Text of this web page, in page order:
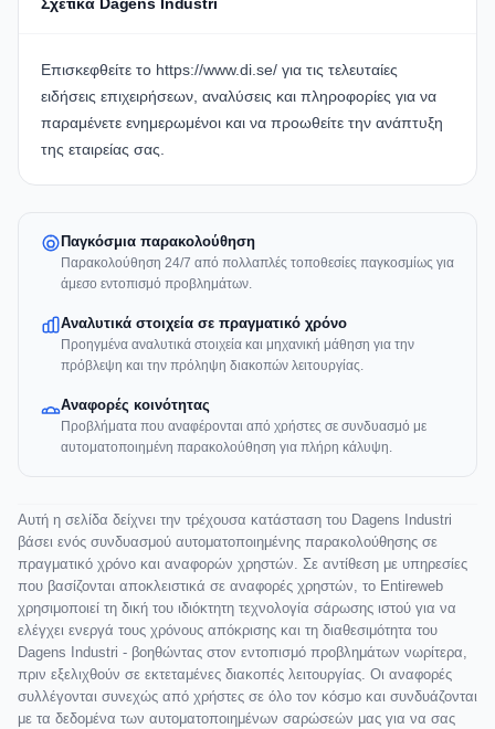
Σχετικά Dagens Industri
Επισκεφθείτε το https://www.di.se/ για τις τελευταίες
ειδήσεις επιχειρήσεων, αναλύσεις και πληροφορίες για να
παραμένετε ενημερωμένοι και να προωθείτε την ανάπτυξη
της εταιρείας σας.
Παγκόσμια παρακολούθηση
Παρακολούθηση 24/7 από πολλαπλές τοποθεσίες παγκοσμίως για
άμεσο εντοπισμό προβλημάτων.
Αναλυτικά στοιχεία σε πραγματικό χρόνο
Προηγμένα αναλυτικά στοιχεία και μηχανική μάθηση για την
πρόβλεψη και την πρόληψη διακοπών λειτουργίας.
Αναφορές κοινότητας
Προβλήματα που αναφέρονται από χρήστες σε συνδυασμό με
αυτοματοποιημένη παρακολούθηση για πλήρη κάλυψη.
Αυτή η σελίδα δείχνει την τρέχουσα κατάσταση του Dagens Industri
βάσει ενός συνδυασμού αυτοματοποιημένης παρακολούθησης σε
πραγματικό χρόνο και αναφορών χρηστών. Σε αντίθεση με υπηρεσίες
που βασίζονται αποκλειστικά σε αναφορές χρηστών, το Entireweb
χρησιμοποιεί τη δική του ιδιόκτητη τεχνολογία σάρωσης ιστού για να
ελέγχει ενεργά τους χρόνους απόκρισης και τη διαθεσιμότητα του
Dagens Industri - βοηθώντας στον εντοπισμό προβλημάτων νωρίτερα,
πριν εξελιχθούν σε εκτεταμένες διακοπές λειτουργίας. Οι αναφορές
συλλέγονται συνεχώς από χρήστες σε όλο τον κόσμο και συνδυάζονται
με τα δεδομένα των αυτοματοποιημένων σαρώσεών μας για να σας